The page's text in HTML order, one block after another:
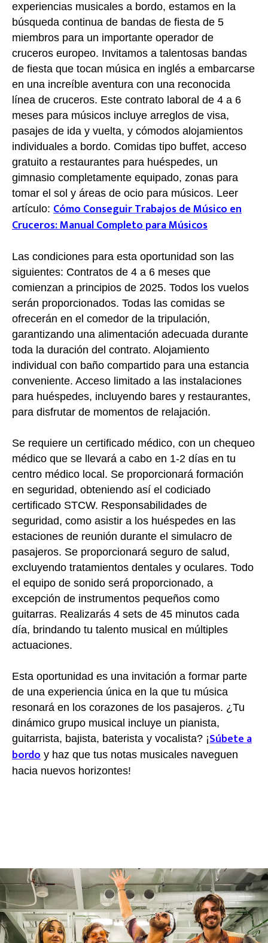
experiencias musicales a bordo, estamos en la
búsqueda continua de bandas de fiesta de 5
miembros para un importante operador de
cruceros europeo. Invitamos a talentosas bandas
de fiesta que tocan música en inglés a embarcarse
en una increíble aventura con una reconocida
línea de cruceros. Este contrato laboral de 4 a 6
meses para músicos incluye arreglos de visa,
pasajes de ida y vuelta, y cómodos alojamientos
individuales a bordo. Comidas tipo buffet, acceso
gratuito a restaurantes para huéspedes, un
gimnasio completamente equipado, zonas para
tomar el sol y áreas de ocio para músicos. Leer
artículo: Cómo Conseguir Trabajos de Músico en
Cruceros: Manual Completo para Músicos
Las condiciones para esta oportunidad son las
siguientes: Contratos de 4 a 6 meses que
comienzan a principios de 2025. Todos los vuelos
serán proporcionados. Todas las comidas se
ofrecerán en el comedor de la tripulación,
garantizando una alimentación adecuada durante
toda la duración del contrato. Alojamiento
individual con baño compartido para una estancia
conveniente. Acceso limitado a las instalaciones
para huéspedes, incluyendo bares y restaurantes,
para disfrutar de momentos de relajación.
Se requiere un certificado médico, con un chequeo
médico que se llevará a cabo en 1-2 días en tu
centro médico local. Se proporcionará formación
en seguridad, obteniendo así el codiciado
certificado STCW. Responsabilidades de
seguridad, como asistir a los huéspedes en las
estaciones de reunión durante el simulacro de
pasajeros. Se proporcionará seguro de salud,
excluyendo tratamientos dentales y oculares. Todo
el equipo de sonido será proporcionado, a
excepción de instrumentos pequeños como
guitarras. Realizarás 4 sets de 45 minutos cada
día, brindando tu talento musical en múltiples
actuaciones.
Esta oportunidad es una invitación a formar parte
de una experiencia única en la que tu música
resonará en los corazones de los pasajeros. ¿Tu
dinámico grupo musical incluye un pianista,
guitarrista, bajista, baterista y vocalista? ¡Súbete a
bordo y haz que tus notas musicales naveguen
hacia nuevos horizontes!